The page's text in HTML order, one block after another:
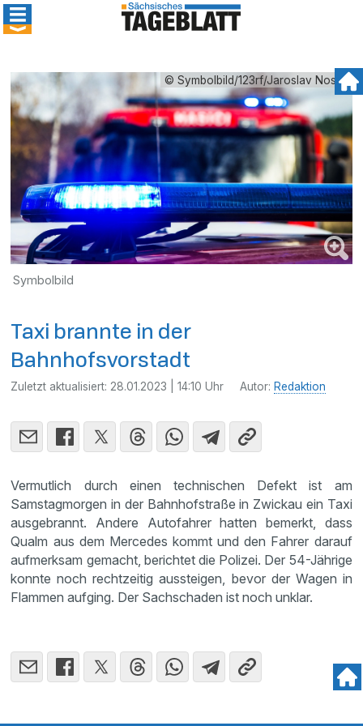
© Symbolbild/123rf/Jaroslav Noska
Symbolbild
Taxi brannte in der
Bahnhofsvorstadt
Zuletzt aktualisiert: 28.01.2023 | 14:10 Uhr Autor: Redaktion
Vermutlich durch einen technischen Defekt ist am
Samstagmorgen in der Bahnhofstraße in Zwickau ein Taxi
ausgebrannt. Andere Autofahrer hatten bemerkt, dass
Qualm aus dem Mercedes kommt und den Fahrer darauf
aufmerksam gemacht, berichtet die Polizei. Der 54-Jährige
konnte noch rechtzeitig aussteigen, bevor der Wagen in
Flammen aufging. Der Sachschaden ist noch unklar.